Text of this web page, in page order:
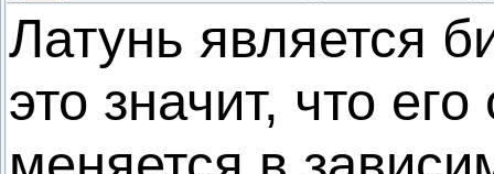
Латунь является
это значит, что